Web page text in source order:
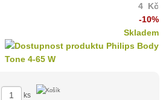
4 Kč
-10%
Skladem
ks